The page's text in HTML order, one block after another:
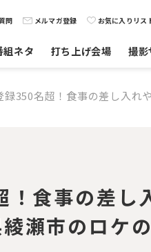
問 メルマガ登録 お気に入りリス
組ネタ 打ち上げ会場 撮
録350名超！食事の差し入れ
食事の差し
瀬市のロケ